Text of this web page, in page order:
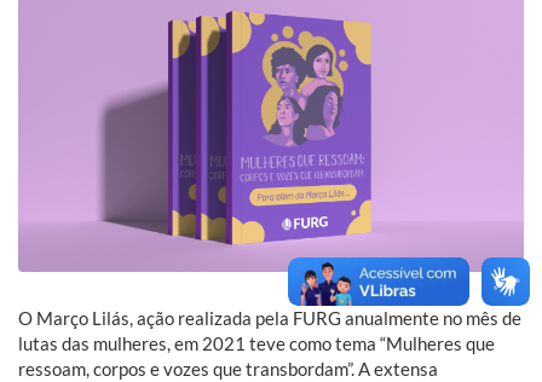
O Março Lilás, ação realizada pela FURG anualmente no mês de
lutas das mulheres, em 2021 teve como tema “Mulheres que
ressoam, corpos e vozes que transbordam”. A extensa